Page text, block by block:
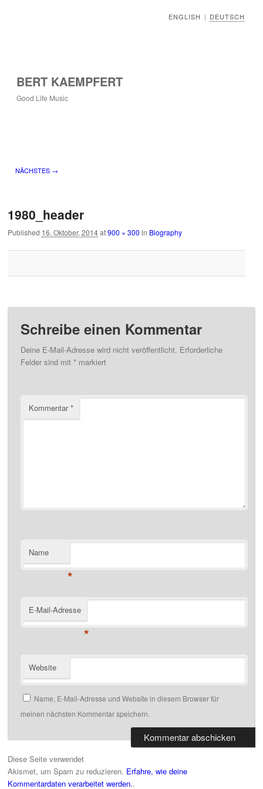
ENGLISH | DEUTSCH
BERT KAEMPFERT
Good Life Music
Bilder-Navigation
NÄCHSTES →
1980_header
Published 16. Oktober, 2014at900 × 300 in Biography
Schreibe einen Kommentar
Deine E-Mail-Adresse wird nicht veröffentlicht. Erforderliche
Felder sind mit* markiert
Kommentar*
Name
*
E-Mail-Adresse
*
Website
Name, E-Mail-Adresse und Website in diesem Browser für
meinen nächsten Kommentar speichern.
Diese Seite verwendet
Akismet, um Spam zu reduzieren. Erfahre, wie deine
Kommentardaten verarbeitet werden..